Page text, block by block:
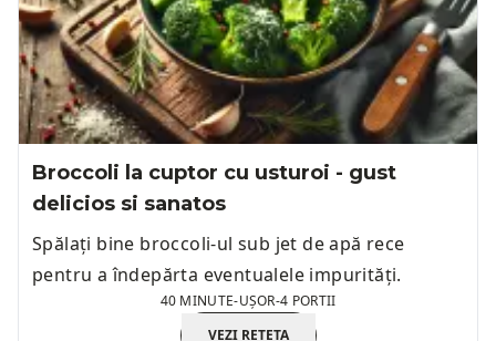
Broccoli la cuptor cu usturoi - gust
delicios si sanatos
Spălați bine broccoli-ul sub jet de apă rece
pentru a îndepărta eventualele impurități.
40 MINUTE-UȘOR-4 PORTII
VEZI REȚETA